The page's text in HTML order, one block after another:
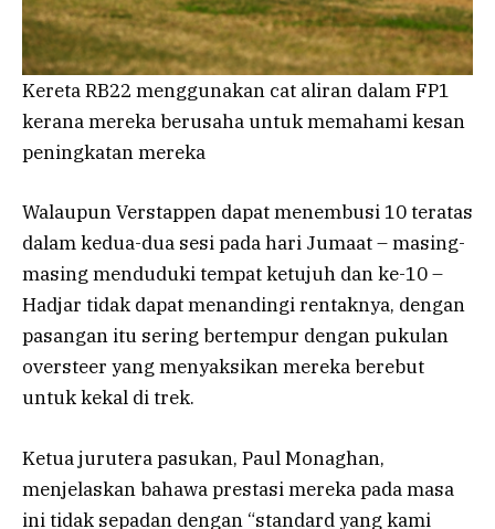
Kereta RB22 menggunakan cat aliran dalam FP1
kerana mereka berusaha untuk memahami kesan
peningkatan mereka
Walaupun Verstappen dapat menembusi 10 teratas
dalam kedua-dua sesi pada hari Jumaat – masing-
masing menduduki tempat ketujuh dan ke-10 –
Hadjar tidak dapat menandingi rentaknya, dengan
pasangan itu sering bertempur dengan pukulan
oversteer yang menyaksikan mereka berebut
untuk kekal di trek.
Ketua jurutera pasukan, Paul Monaghan,
menjelaskan bahawa prestasi mereka pada masa
ini tidak sepadan dengan “standard yang kami